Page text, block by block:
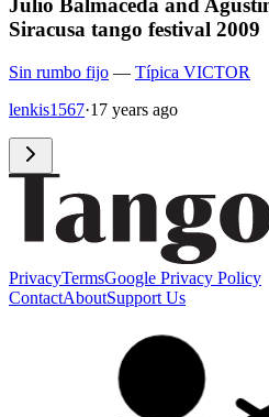
Julio Balmaceda and
Siracusa tango festival 2009
Sin rumbo fijo — Típica VICTOR
lenkis1567·17 years ago
PrivacyTermsGoogle Privacy Policy
ContactAboutSupport Us